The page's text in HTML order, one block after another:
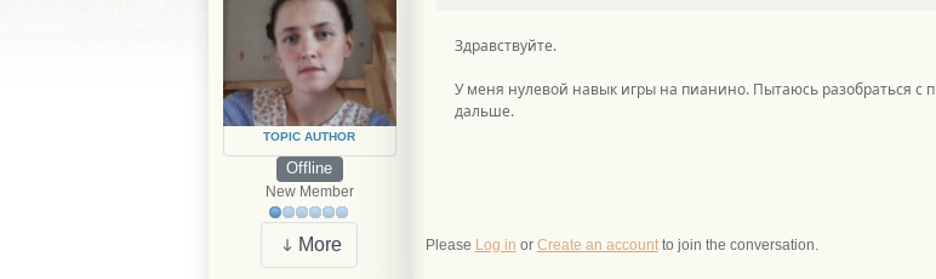
TOPIC AUTHOR
Offline
New Member
More
Здравствуйте.
У меня нулевой навык игры на пианино. Пытаюсь разобраться с
дальше.
Please Log in or Create an accountto join the conversation.